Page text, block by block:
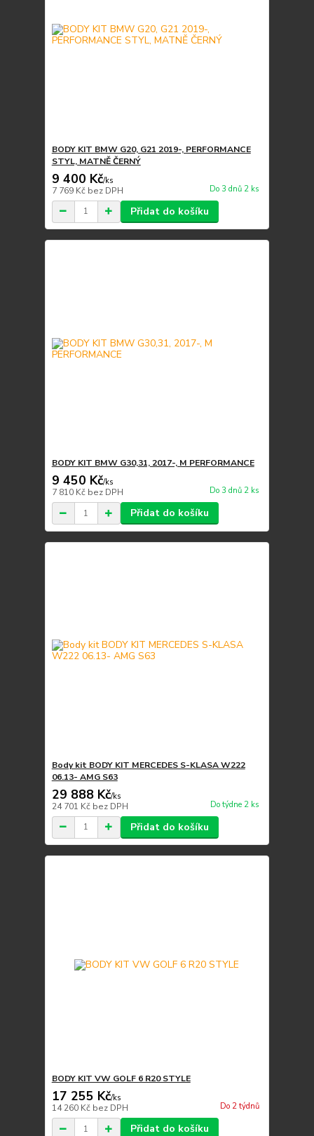
BODY KIT BMW G20, G21 2019-, PERFORMANCE
STYL, MATNĚ ČERNÝ
9 400 Kč/ks
7 769 Kč bez DPH Do 3 dnů 2 ks
Přidat do košíku
BODY KIT BMW G30,31, 2017-, M PERFORMANCE
9 450 Kč/ks
7 810 Kč bez DPH Do 3 dnů 2 ks
Přidat do košíku
Body kit BODY KIT MERCEDES S-KLASA W222
06.13- AMG S63
29 888 Kč/ks
24 701 Kč bez DPH Do týdne 2 ks
Přidat do košíku
BODY KIT VW GOLF 6 R20 STYLE
17 255 Kč/ks
14 260 Kč bez DPH Do 2 týdnů
Přidat do košíku